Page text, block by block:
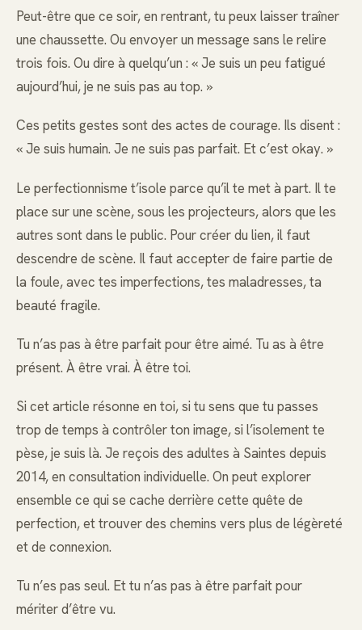
Peut-être que ce soir, en rentrant, tu peux laisser traîner
une chaussette. Ou envoyer un message sans le relire
trois fois. Ou dire à quelqu’un : « Je suis un peu fatigué
aujourd’hui, je ne suis pas au top. »
Ces petits gestes sont des actes de courage. Ils disent :
« Je suis humain. Je ne suis pas parfait. Et c’est okay. »
Le perfectionnisme t’isole parce qu’il te met à part. Il te
place sur une scène, sous les projecteurs, alors que les
autres sont dans le public. Pour créer du lien, il faut
descendre de scène. Il faut accepter de faire partie de
la foule, avec tes imperfections, tes maladresses, ta
beauté fragile.
Tu n’as pas à être parfait pour être aimé. Tu as à être
présent. À être vrai. À être toi.
Si cet article résonne en toi, si tu sens que tu passes
trop de temps à contrôler ton image, si l’isolement te
pèse, je suis là. Je reçois des adultes à Saintes depuis
2014, en consultation individuelle. On peut explorer
ensemble ce qui se cache derrière cette quête de
perfection, et trouver des chemins vers plus de légèreté
et de connexion.
Tu n’es pas seul. Et tu n’as pas à être parfait pour
mériter d’être vu.